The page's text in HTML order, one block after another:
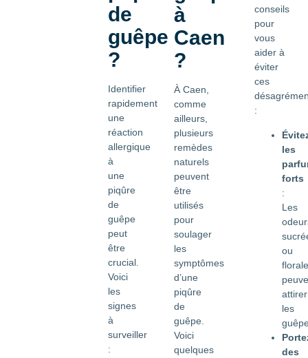
de
guêpe
?
Identifier
rapidement
une
réaction
allergique
à
une
piqûre
de
guêpe
peut
être
crucial.
Voici
les
signes
à
surveiller
:
à
Caen
?
À Caen,
comme
ailleurs,
plusieurs
remèdes
naturels
peuvent
être
utilisés
pour
soulager
les
symptômes
d’une
piqûre
de
guêpe.
Voici
quelques
conseils
pour
vous
aider à
éviter
ces
:
les
forts
:
Les
ou
attirer
les
des